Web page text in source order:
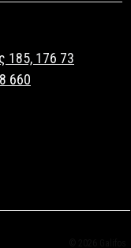
185, 176 73
660